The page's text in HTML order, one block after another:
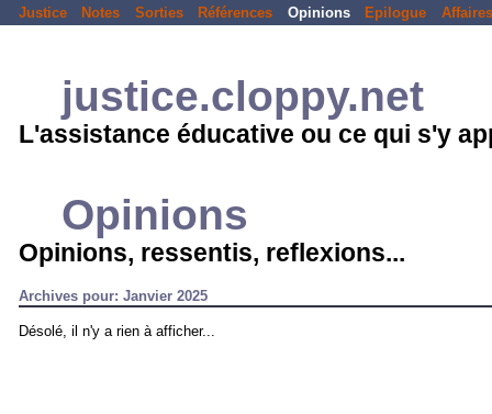
Justice Notes Sorties Références Opinions Epilogue Affaires
justice.cloppy.net
L'assistance éducative ou ce qui s'y
Opinions
Opinions, ressentis, reflexions...
Archives pour: Janvier 2025
Désolé, il n'y a rien à afficher...